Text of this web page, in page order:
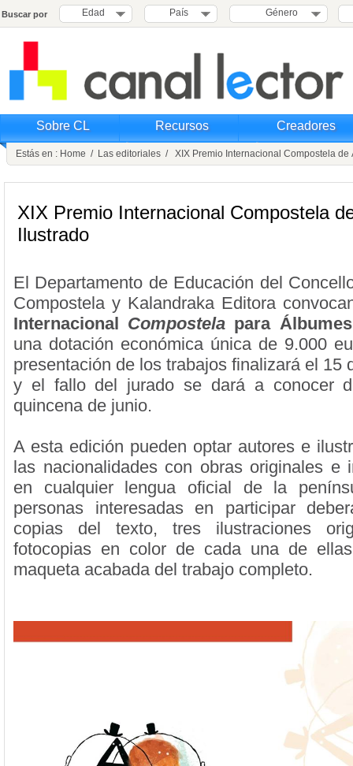
Buscar por Edad País Género
Sobre CL Recursos Creadores
Estás en : Home / Las editoriales / XIX Premio Internacional Compostela de
XIX Premio Internacional Compostela
Ilustrado
El Departamento de Educación del
Compostela y Kalandraka Editora
Internacional Compostela para
una dotación económica única de 9.000
presentación de los trabajos finalizará el 15
y el fallo del jurado se dará a conocer
quincena de junio.
A esta edición pueden optar autores e
las nacionalidades con obras originales e
en cualquier lengua oficial de la
personas interesadas en participar
copias del texto, tres ilustraciones
fotocopias en color de cada una de
maqueta acabada del trabajo completo.